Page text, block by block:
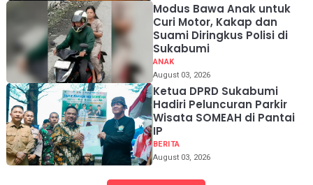
Modus Bawa Anak untuk
Curi Motor, Kakap dan
Suami Diringkus Polisi di
Sukabumi
ANAK
August 03, 2026
Ketua DPRD Sukabumi
Hadiri Peluncuran Parkir
Wisata SOMEAH di Pantai
IP
BERITA
August 03, 2026